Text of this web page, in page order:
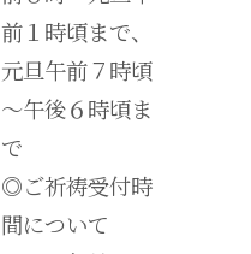
前１時頃まで、
元旦午前７時頃
～午後６時頃ま
で
◎ご祈祷受付時
間について